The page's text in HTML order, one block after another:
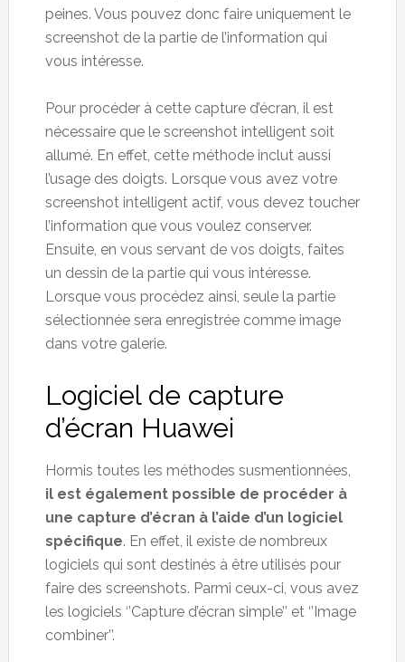
peines. Vous pouvez donc faire uniquement le
screenshot de la partie de l’information qui
vous intéresse.
Pour procéder à cette capture d’écran, il est
nécessaire que le screenshot intelligent soit
allumé. En effet, cette méthode inclut aussi
l’usage des doigts. Lorsque vous avez votre
screenshot intelligent actif, vous devez toucher
l’information que vous voulez conserver.
Ensuite, en vous servant de vos doigts, faites
un dessin de la partie qui vous intéresse.
Lorsque vous procédez ainsi, seule la partie
sélectionnée sera enregistrée comme image
dans votre galerie.
Logiciel de capture
d’écran Huawei
Hormis toutes les méthodes susmentionnées,
il est également possible de procéder à
une capture d’écran à l’aide d’un logiciel
spécifique. En effet, il existe de nombreux
logiciels qui sont destinés à être utilisés pour
faire des screenshots. Parmi ceux-ci, vous avez
les logiciels ‘’Capture d’écran simple’’ et ‘’Image
combiner’’.